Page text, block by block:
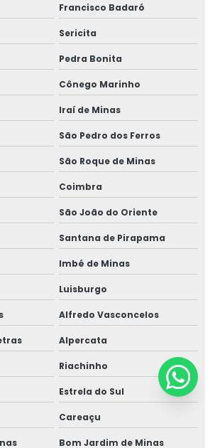
Francisco Badaró
Sericita
Pedra Bonita
Cônego Marinho
Iraí de Minas
São Pedro dos Ferros
São Roque de Minas
Coimbra
São João do Oriente
Santana de Pirapama
Imbé de Minas
Luisburgo
Alfredo Vasconcelos
Alpercata
Riachinho
Estrela do Sul
Careaçu
Bom Jardim de Minas